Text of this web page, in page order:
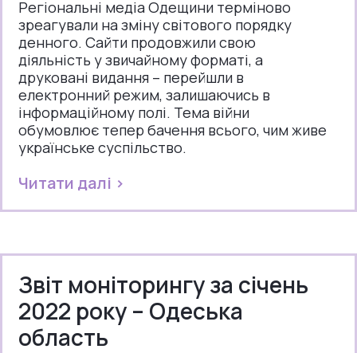
Регіональні медіа Одещини терміново
зреагували на зміну світового порядку
денного. Сайти продовжили свою
діяльність у звичайному форматі, а
друковані видання – перейшли в
електронний режим, залишаючись в
інформаційному полі. Тема війни
обумовлює тепер бачення всього, чим живе
українське суспільство.
Читати далі >
Звіт моніторингу за січень
2022 року – Одеська
область